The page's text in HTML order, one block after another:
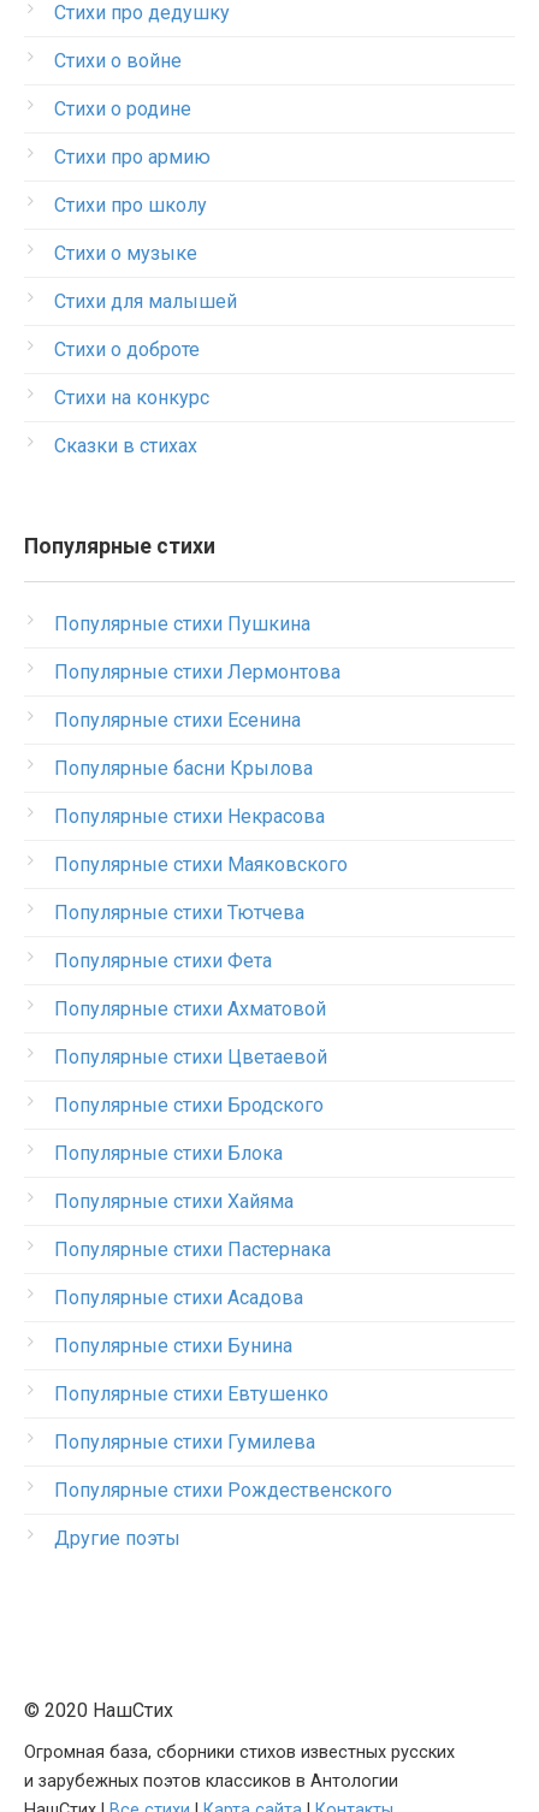
Стихи про дедушку
Стихи о войне
Стихи о родине
Стихи про армию
Стихи про школу
Стихи о музыке
Стихи для малышей
Стихи о доброте
Стихи на конкурс
Сказки в стихах
Популярные стихи
Популярные стихи Пушкина
Популярные стихи Лермонтова
Популярные стихи Есенина
Популярные басни Крылова
Популярные стихи Некрасова
Популярные стихи Маяковского
Популярные стихи Тютчева
Популярные стихи Фета
Популярные стихи Ахматовой
Популярные стихи Цветаевой
Популярные стихи Бродского
Популярные стихи Блока
Популярные стихи Хайяма
Популярные стихи Пастернака
Популярные стихи Асадова
Популярные стихи Бунина
Популярные стихи Евтушенко
Популярные стихи Гумилева
Популярные стихи Рождественского
Другие поэты
© 2020 НашСтих
Огромная база, сборники стихов известных русских
и зарубежных поэтов классиков в Антологии